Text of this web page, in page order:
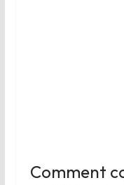
Comment